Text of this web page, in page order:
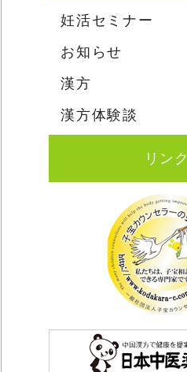
妊活セミナー
お知らせ
漢方
漢方体験談
リンク